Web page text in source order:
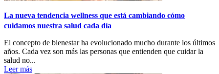
La nueva tendencia wellness que está cambiando cómo
cuidamos nuestra salud cada día
El concepto de bienestar ha evolucionado mucho durante los últimos
años. Cada vez son más las personas que entienden que cuidar la
salud no...
Leer más